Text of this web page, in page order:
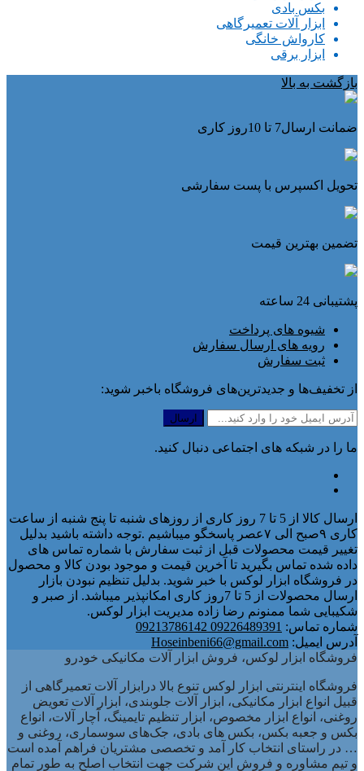
بکس بادی
ابزار آلات تعمیرگاهی
کارواش خانگی
ابزار برقی
بازگشت به بالا
ضمانت ارسال7 تا 10روز کاری
تحویل اکسپرس با پست سفارشی
تضمین بهترین قیمت
پشتیبانی 24 ساعته
شیوه های پرداخت
رویه های ارسال سفارش
ثبت سفارش
از تخفیف‌ها و جدیدترین‌های فروشگاه باخبر شوید:
ما را در شبکه های اجتماعی دنبال کنید.
ارسال کالا از 5 تا 7 روز کاری از روزهای شنبه تا پنج شنبه از ساعت
کاری ۹صبح الی ۷عصر پاسخگو میباشیم .توجه داشته باشید بدلیل
تغییر قیمت محصولات قبل از ثبت سفارش با شماره تماس های
داده شده تماس بگیرید تا آخرین قیمت و موجود بودن کالا و محصول
در فروشگاه ابزار لوکس با خبر شوید. بدلیل تنظیم نبودن بازار
ارسال محصولات از 5 تا 7روز کاری امکانپذیر میباشد. از صبر و
شکیبایی شما ممنونم رضا زاده مدیریت ابزار لوکس.
شماره تماس: 09226489391 09213786142
آدرس ایمیل: Hoseinbeni66@gmail.com
فروشگاه ابزار لوکس، فروش ابزار آلات مکانیکی خودرو
فروشگاه اینترنتی ابزار لوکس تنوع بالا درابزار آلات تعمیرگاهی از
قبیل انواع ابزار مکانیکی، ابزار آلات جلوبندی، ابزار آلات تعویض
روغنی، انواع ابزار مخصوص، ابزار تنظیم تایمینگ، آچار آلات، انواع
بکس و جعبه بکس، بکس های بادی، جک‌های سوسماری، روغنی و
… در راستای انتخاب کار آمد و تخصصی مشتریان فراهم آمده است
و تیم مشاوره و فروش این شرکت جهت انتخاب اصلح به طور تمام